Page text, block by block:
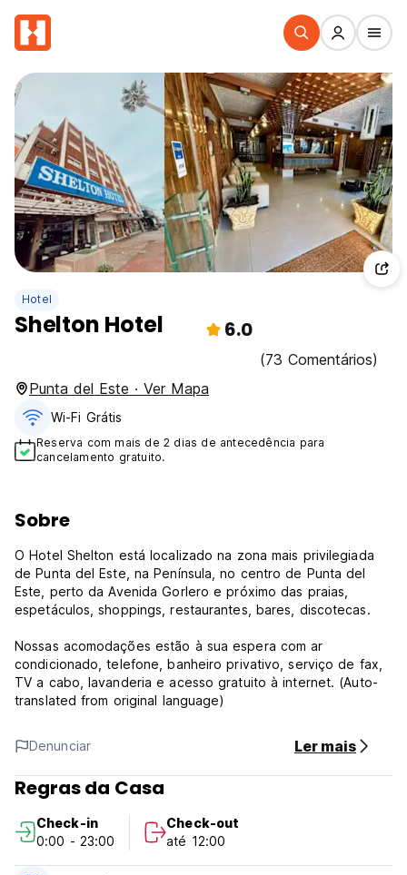
Hotel
Shelton Hotel 6.0
(73 Comentários)
Punta del Este · Ver Mapa
Wi-Fi Grátis
Reserva com mais de 2 dias de antecedência para
cancelamento gratuito.
Sobre
O Hotel Shelton está localizado na zona mais privilegiada
de Punta del Este, na Península, no centro de Punta del
Este, perto da Avenida Gorlero e próximo das praias,
espetáculos, shoppings, restaurantes, bares, discotecas.
Nossas acomodações estão à sua espera com ar
condicionado, telefone, banheiro privativo, serviço de fax,
TV a cabo, lavanderia e acesso gratuito à internet. (Auto-
translated from original language)
Denunciar Ler mais
Regras da Casa
Check-in
0:00 - 23:00
Check-out
até 12:00